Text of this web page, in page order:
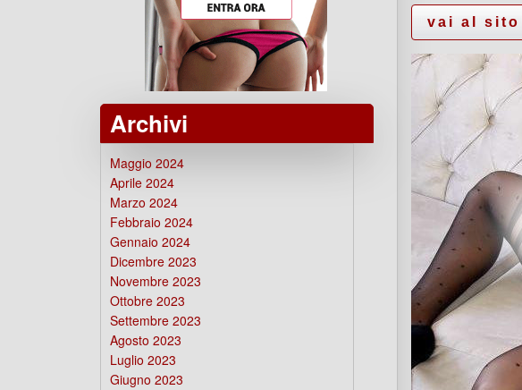
Archivi
Maggio 2024
Aprile 2024
Marzo 2024
Febbraio 2024
Gennaio 2024
Dicembre 2023
Novembre 2023
Ottobre 2023
Settembre 2023
Agosto 2023
Luglio 2023
Giugno 2023